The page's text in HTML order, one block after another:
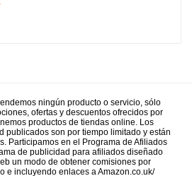
ningún producto o servicio, sólo
ofertas y descuentos ofrecidos por
productos de tiendas online. Los
publicados son por tiempo limitado y están
Participamos en el Programa de Afiliados
de publicidad para afiliados diseñado
un modo de obtener comisiones por
e incluyendo enlaces a Amazon.co.uk/